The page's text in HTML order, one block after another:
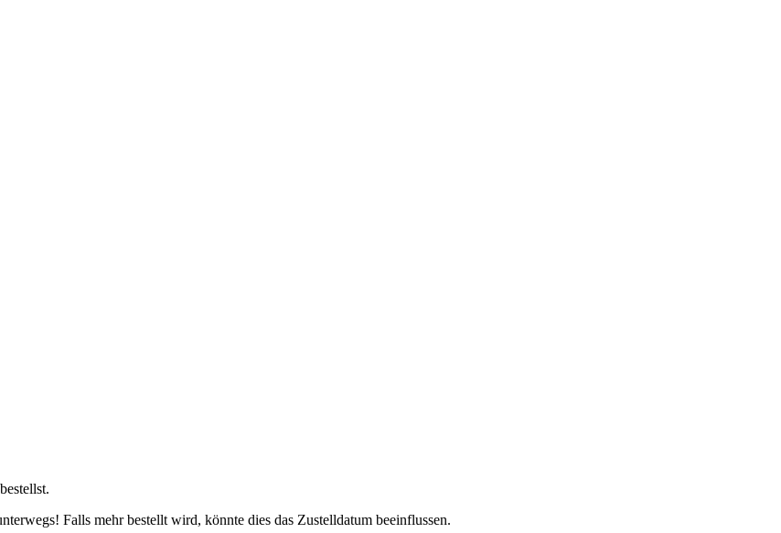
Falls mehr bestellt wird, könnte dies das Zustelldatum beeinflussen.